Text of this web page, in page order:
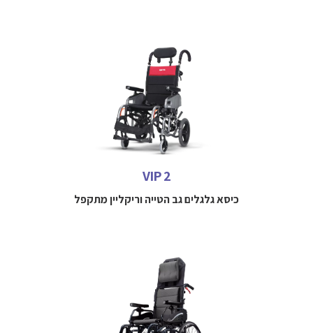
VIP 2
כיסא גלגלים גב הטייה וריקליין מתקפל
כיסא גלגלים גב הטייה וריקליין מתקפל
כיסא גלגלים מסוג Tilt-in-Space בעיצוב מהפכני
למידע נוסף חייגו
052-3114712
כיסא גלגלים גב הטיה בעיצוב חדשני עם מערכת ישיבה נגד
החלקה ומערכת לתנועה חלקה ומבוקרת